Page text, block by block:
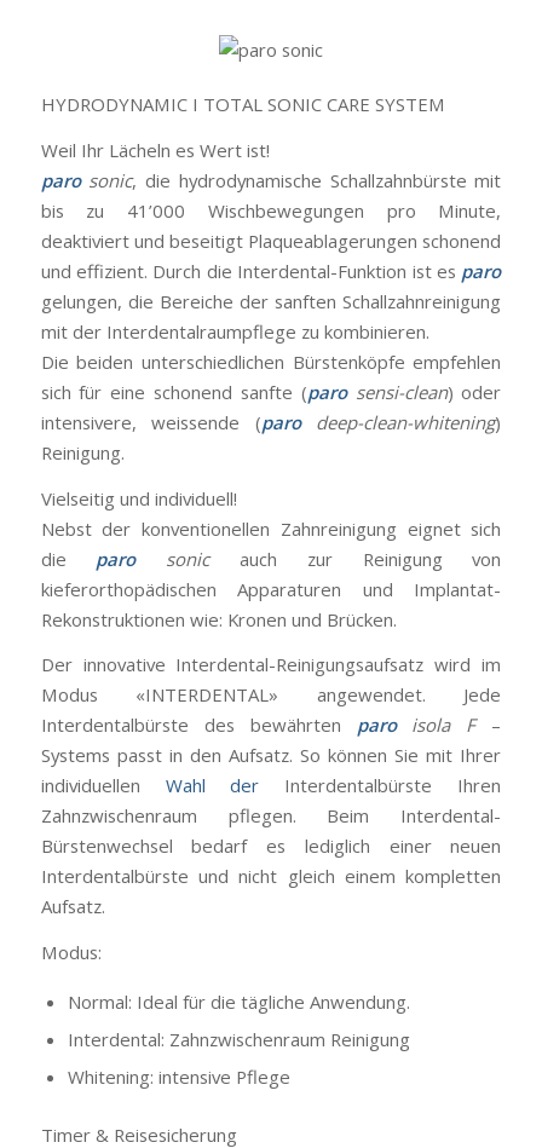
HYDRODYNAMIC I TOTAL SONIC CARE SYSTEM
Weil Ihr Lächeln es Wert ist!
paro sonic, die hydrodynamische Schallzahnbürste mit
bis zu 41’000 Wischbewegungen pro Minute,
deaktiviert und beseitigt Plaqueablagerungen schonend
und effizient. Durch die Interdental-Funktion ist es paro
gelungen, die Bereiche der sanften Schallzahnreinigung
mit der Interdentalraumpflege zu kombinieren.
Die beiden unterschiedlichen Bürstenköpfe empfehlen
sich für eine schonend sanfte (paro sensi-clean) oder
intensivere, weissende (paro deep-clean-whitening)
Reinigung.
Vielseitig und individuell!
Nebst der konventionellen Zahnreinigung eignet sich
die paro sonicauch zur Reinigung von
kieferorthopädischen Apparaturen und Implantat-
Rekonstruktionen wie: Kronen und Brücken.
Der innovative Interdental-Reinigungsaufsatz wird im
Modus «INTERDENTAL» angewendet. Jede
Interdentalbürste des bewährten paro isola F–
Systems passt in den Aufsatz. So können Sie mit Ihrer
individuellen Wahl der Interdentalbürste Ihren
Zahnzwischenraum pflegen. Beim Interdental-
Bürstenwechsel bedarf es lediglich einer neuen
Interdentalbürste und nicht gleich einem kompletten
Aufsatz.
Modus:
Normal: Ideal für die tägliche Anwendung.
Interdental: Zahnzwischenraum Reinigung
Whitening: intensive Pflege
Timer & Reisesicherung